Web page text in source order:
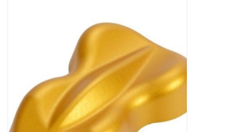
FullCarX® Detailing